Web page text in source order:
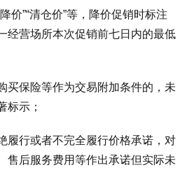
价”“清仓价”等，降价促销时标注
经营场所本次促销前七日内的最低
买保险等作为交易附加条件的，未
标示；
履行或者不完全履行价格承诺，对
售后服务费用等作出承诺但实际未